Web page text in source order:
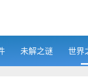
未解之谜 世界